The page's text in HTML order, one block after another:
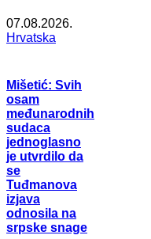
07.08.2026.
Hrvatska
Mišetić: Svih
osam
međunarodnih
sudaca
jednoglasno
je utvrdilo da
se
Tuđmanova
izjava
odnosila na
srpske snage